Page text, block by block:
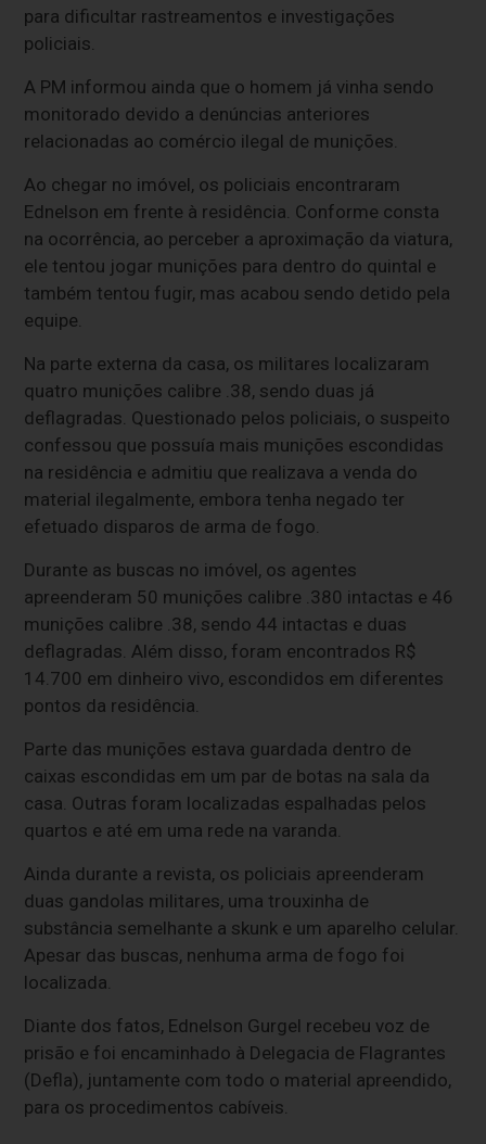
para dificultar rastreamentos e investigações
policiais.
A PM informou ainda que o homem já vinha sendo
monitorado devido a denúncias anteriores
relacionadas ao comércio ilegal de munições.
Ao chegar no imóvel, os policiais encontraram
Ednelson em frente à residência. Conforme consta
na ocorrência, ao perceber a aproximação da viatura,
ele tentou jogar munições para dentro do quintal e
também tentou fugir, mas acabou sendo detido pela
equipe.
Na parte externa da casa, os militares localizaram
quatro munições calibre .38, sendo duas já
deflagradas. Questionado pelos policiais, o suspeito
confessou que possuía mais munições escondidas
na residência e admitiu que realizava a venda do
material ilegalmente, embora tenha negado ter
efetuado disparos de arma de fogo.
Durante as buscas no imóvel, os agentes
apreenderam 50 munições calibre .380 intactas e 46
munições calibre .38, sendo 44 intactas e duas
deflagradas. Além disso, foram encontrados R$
14.700 em dinheiro vivo, escondidos em diferentes
pontos da residência.
Parte das munições estava guardada dentro de
caixas escondidas em um par de botas na sala da
casa. Outras foram localizadas espalhadas pelos
quartos e até em uma rede na varanda.
Ainda durante a revista, os policiais apreenderam
duas gandolas militares, uma trouxinha de
substância semelhante a skunk e um aparelho celular.
Apesar das buscas, nenhuma arma de fogo foi
localizada.
Diante dos fatos, Ednelson Gurgel recebeu voz de
prisão e foi encaminhado à Delegacia de Flagrantes
(Defla), juntamente com todo o material apreendido,
para os procedimentos cabíveis.